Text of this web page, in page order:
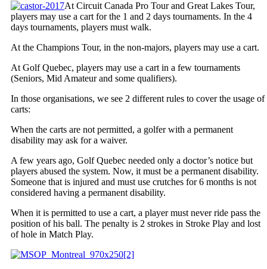
At Circuit Canada Pro Tour and Great Lakes Tour,
players may use a cart for the 1 and 2 days tournaments. In the 4
days tournaments, players must walk.
At the Champions Tour, in the non-majors, players may use a cart.
At Golf Quebec, players may use a cart in a few tournaments
(Seniors, Mid Amateur and some qualifiers).
In those organisations, we see 2 different rules to cover the usage of
carts:
When the carts are not permitted, a golfer with a permanent
disability may ask for a waiver.
A few years ago, Golf Quebec needed only a doctor’s notice but
players abused the system. Now, it must be a permanent disability.
Someone that is injured and must use crutches for 6 months is not
considered having a permanent disability.
When it is permitted to use a cart, a player must never ride pass the
position of his ball. The penalty is 2 strokes in Stroke Play and lost
of hole in Match Play.